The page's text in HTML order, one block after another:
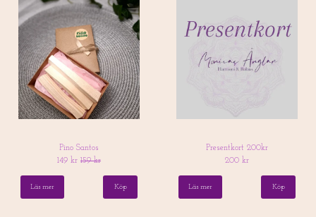
Pino Santos
149 kr 159 kr
Läs mer
Presentkort 200kr
200 kr
Läs mer